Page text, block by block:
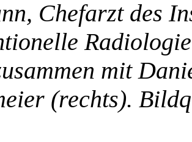
Chefarzt des
mit
(rechts).